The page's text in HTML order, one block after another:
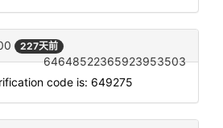
227天前
64648522365923953503
code is: 649275